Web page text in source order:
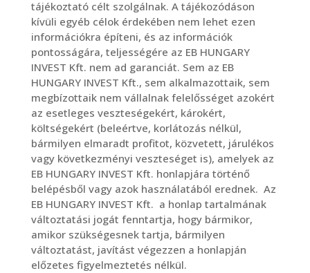
tájékoztató célt szolgálnak. A tájékozódáson
kívüli egyéb célok érdekében nem lehet ezen
információkra építeni, és az információk
pontosságára, teljességére az EB HUNGARY
INVEST Kft. nem ad garanciát. Sem az EB
HUNGARY INVEST Kft., sem alkalmazottaik, sem
megbízottaik nem vállalnak felelősséget azokért
az esetleges veszteségekért, károkért,
költségekért (beleértve, korlátozás nélkül,
bármilyen elmaradt profitot, közvetett, járulékos
vagy következményi veszteséget is), amelyek az
EB HUNGARY INVEST Kft. honlapjára történő
belépésből vagy azok használatából erednek. Az
EB HUNGARY INVEST Kft. a honlap tartalmának
változtatási jogát fenntartja, hogy bármikor,
amikor szükségesnek tartja, bármilyen
változtatást, javítást végezzen a honlapján
előzetes figyelmeztetés nélkül.